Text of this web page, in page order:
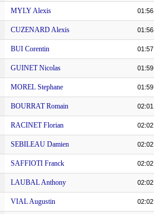
MYLY Alexis
CUZENARD Alexis
BUI Corentin
GUINET Nicolas
MOREL Stephane
BOURRAT Romain
RACINET Florian
SEBILEAU Damien
SAFFIOTI Franck
LAUBAL Anthony
VIAL Augustin